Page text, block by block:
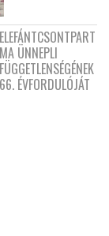
ELEFÁNTCSONTPART
MA ÜNNEPLI
FÜGGETLENSÉGÉNEK
66. ÉVFORDULÓJÁT